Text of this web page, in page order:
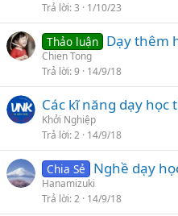
Trả lời 3 1/10/23
Thảo luận Dạy thêm
Chien Tong
Trả lời 9 14/9/18
Các kĩ năng dạy học
Khởi Nghiệp
Trả lời 2 14/9/18
Chia Sẻ Nghề dạy
Hanamizuki
Trả lời 2 14/9/18